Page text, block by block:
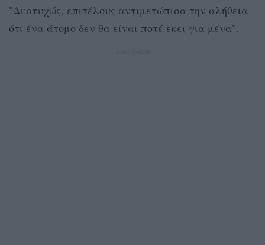
"Δυστυχώς, επιτέλους αντιμετώπισα την αλήθεια
ότι ένα άτομο δεν θα είναι ποτέ εκει για μένα".